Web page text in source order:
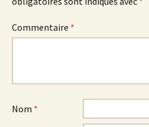
Commentaire *
Nom *